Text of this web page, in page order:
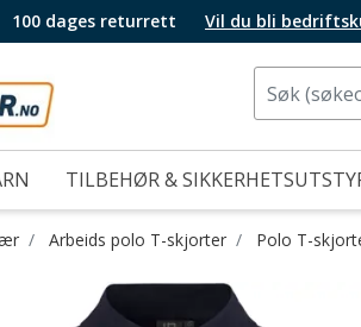
100 dages returrett Vil du bli
TILBEHØR &
Arbeids polo T-skjorter Polo T-